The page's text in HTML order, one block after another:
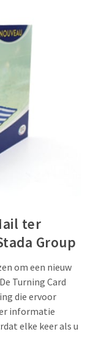
ter
Group
om een nieuw
Turning Card
die ervoor
informatie
elke keer als u